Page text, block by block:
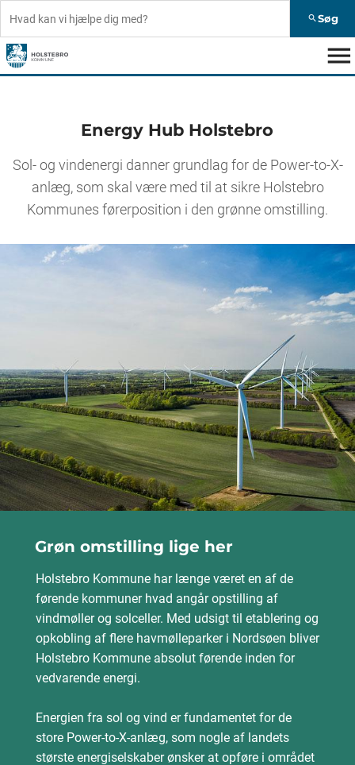
search Søg
menu
Energy Hub Holstebro
Sol- og vindenergi danner grundlag for de Power-to-X-
anlæg, som skal være med til at sikre Holstebro
Kommunes førerposition i den grønne omstilling.
Grøn omstilling lige her
Holstebro Kommune har længe været en af de
førende kommuner hvad angår opstilling af
vindmøller og solceller. Med udsigt til etablering og
opkobling af flere havmølleparker i Nordsøen bliver
Holstebro Kommune absolut førende inden for
vedvarende energi.
Energien fra sol og vind er fundamentet for de
store Power-to-X-anlæg, som nogle af landets
største energiselskaber ønsker at opføre i området